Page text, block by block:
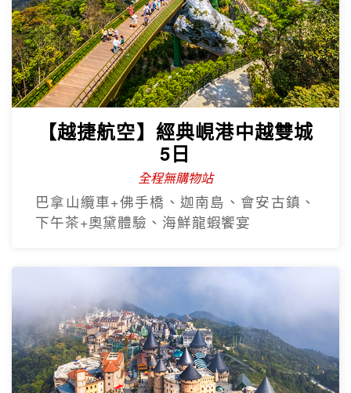
【越捷航空】經典峴港中越雙城
5日
全程無購物站
巴拿山纜車+佛手橋、迦南島、會安古鎮、
下午茶+奧黛體驗、海鮮龍蝦饗宴